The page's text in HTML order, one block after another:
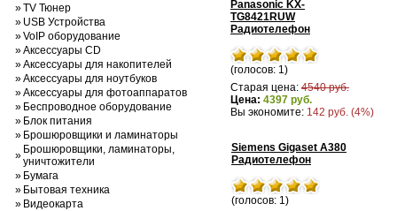
»TV Тюнер
» USB Устройства
»VoIP оборудование
»Аксессуары CD
»Аксессуары для накопителей
»Аксессуары для ноутбуков
»Аксессуары для фотоаппаратов
» Беспроводное оборудование
» Блок питания
» Брошюровщики и ламинаторы
» Брошюровщики, ламинаторы,
уничтожители
» Бумага
» Бытовая техника
» Видеокарта
Panasonic KX-
TG8421RUW
Радиотелефон
(голосов: 1)
Старая цена: 4540 руб.
Цена: 4397 руб.
Вы экономите: 142 руб. (4%)
Siemens Gigaset A380
Радиотелефон
(голосов: 1)